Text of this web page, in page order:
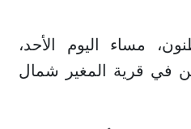
مساء اليوم الأحد،
في قرية المغير شمال